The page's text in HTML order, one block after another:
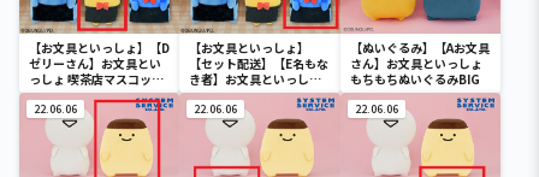
【お文具といっしょ】【D
ゼリーさん】お文具とい
っしょ 喫茶店マスコット
キーチェーン
【お文具といっしょ】
【セット配送】【E名もな
き者】お文具といっしょ
喫茶店マスコットキーチ
ェーン
【ぬいぐるみ】【Aお文具
さん】お文具といっしょ
もちもちぬいぐるみBIG
22.06.06 22.06.06 22.06.06